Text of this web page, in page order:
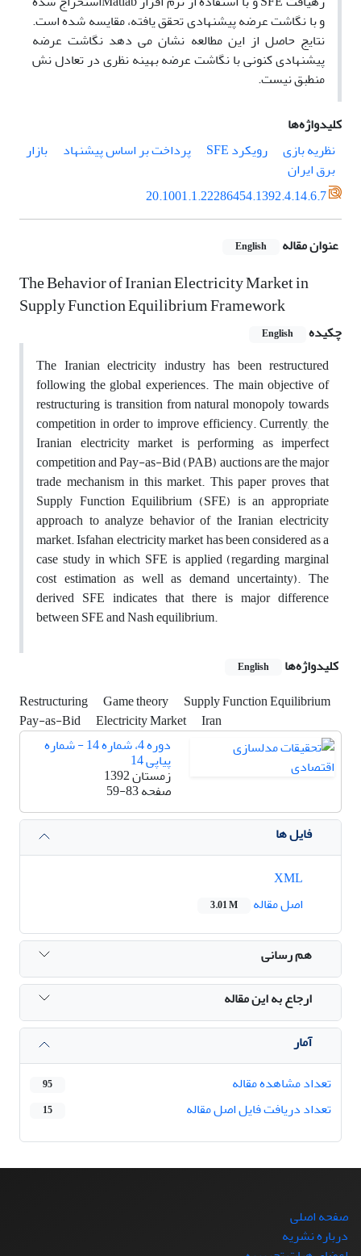
و با نگاشت عرضه پیشنهادی تحقق یافته، مقایسه شده است.
نتایج حاصل از این مطالعه نشان می دهد نگاشت عرضه
پیشنهادی کنونی با نگاشت عرضه بهینه نظری در تعادل نش
منطبق نیست.
کلیدواژه‌ها
نظریه بازی
رویکرد SFE پرداخت بر اساس پیشنهاد
بازار
برق ایران
20.1001.1.22286454.1392.4.14.6.7
عنوان مقاله English
The Behavior of Iranian Electricity Market in
Supply Function Equilibrium Framework
چکیده English
The Iranian electricity industry has been restructured
following the global experiences. The main objective of
restructuring is transition from natural monopoly towards
competition in order to improve efficiency. Currently, the
Iranian electricity market is performing as imperfect
competition and Pay-as-Bid (PAB) auctions are the major
trade mechanism in this market. This paper proves that
Supply Function Equilibrium (SFE) is an appropriate
approach to analyze behavior of the Iranian electricity
market. Isfahan electricity market has been considered as a
case study in which SFE is applied (regarding marginal
cost estimation as well as demand uncertainty). The
derived SFE indicates that there is major difference
between SFE and Nash equilibrium.
کلیدواژه‌ها
English
Restructuring Game theory
Supply Function Equilibrium
Pay-as-Bid
Electricity Market Iran
دوره 4، شماره 14 - شماره
پیاپی 14
زمستان 1392
صفحه59-83
فایل ها
اصل مقاله
3.01 M
هم رسانی
ارجاع به این مقاله
آمار
تعداد مشاهده مقاله
95
تعداد دریافت فایل اصل مقاله 15
صفحه اصلی
درباره نشریه